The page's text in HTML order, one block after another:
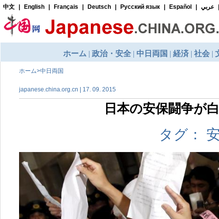
ホーム>中日両国
japanese.china.org.cn | 17. 09. 2015
日本の安保闘争が
タグ：